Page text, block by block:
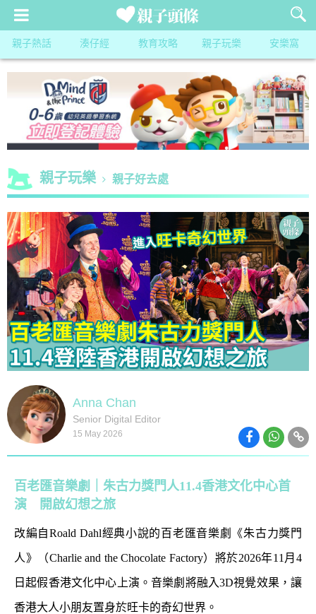
親子熱話 湊仔經 教育攻略 親子玩樂 安樂窩
親子玩樂 親子好去處
Anna Chan
Senior Digital Editor
15 May 2026
百老匯音樂劇｜朱古力獎門人11.4香港文化中心首
演 開啟幻想之旅
改編自Roald Dahl經典小說的百老匯音樂劇《朱古力獎門
人》（Charlie and the Chocolate Factory）將於2026年11月4
日起假香港文化中心上演。音樂劇將融入3D視覺效果，讓
香港大人小朋友置身於旺卡的奇幻世界。